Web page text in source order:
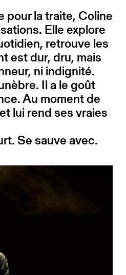
pour la traite, Coline
Elle explore
retrouve les
est dur, dru, mais
ni indignité.
Il a le goût
Au moment de
lui rend ses vraies
Se sauve avec.